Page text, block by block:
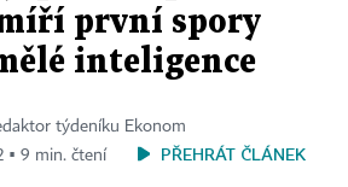
první spory
inteligence
týdeníku Ekonom
▪ 9 min. čtení
PŘEHRÁT ČLÁNEK